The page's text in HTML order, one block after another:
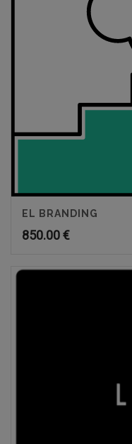
EL BRANDING
850.00€